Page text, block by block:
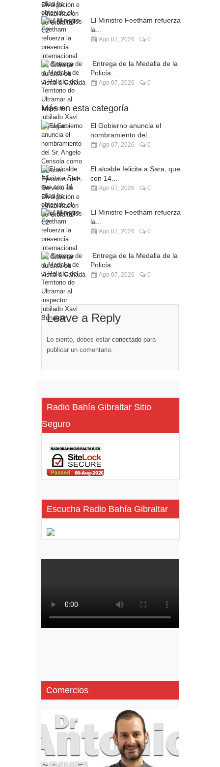
El Ministro Feetham refuerza
la...
Ago 07, 2026 0
Entrega de la Medalla de la
Policía...
Ago 07, 2026 0
Más en esta categoría
El Gobierno anuncia el
nombramiento del...
Ago 07, 2026 0
El alcalde felicita a Sara, que
con 14...
Ago 07, 2026 0
El Ministro Feetham refuerza
la...
Ago 07, 2026 0
Entrega de la Medalla de la
Policía...
Ago 07, 2026 0
Leave a Reply
Lo siento, debes estar conectado para
publicar un comentario.
Radio Bahía Gibraltar Sitio
Seguro
Escucha Radio Bahía Gibraltar
Comercios